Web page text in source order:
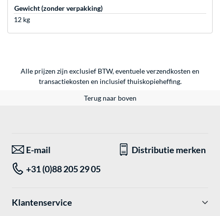
Gewicht (zonder verpakking)
12 kg
Alle prijzen zijn exclusief BTW, eventuele verzendkosten en
transactiekosten en inclusief thuiskopieheffing.
Terug naar boven
E-mail
Distributie merken
+31 (0)88 205 29 05
Klantenservice